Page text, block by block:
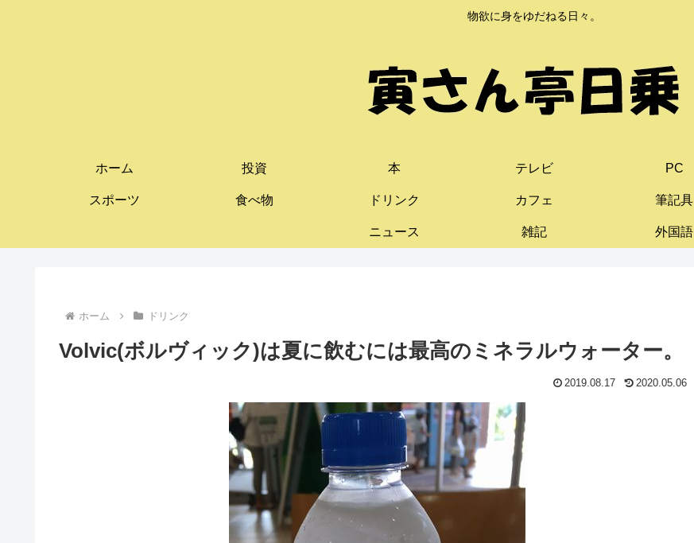
物欲に身をゆだねる日々。
ホーム 投資 本 テレビ PC
スポーツ 食べ物 ドリンク カフェ 筆記具
ニュース 雑記 外国語
ホーム ドリンク
Volvic(ボルヴィック)は夏に飲むには最高のミネラルウォーター。
2019.08.17 2020.05.06